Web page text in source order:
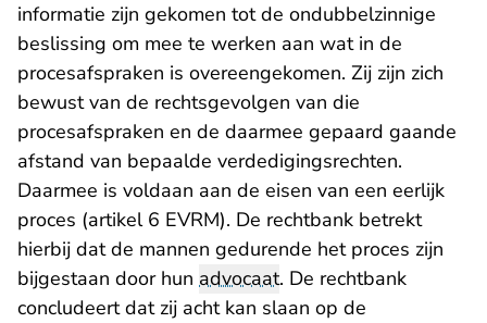
informatie zijn gekomen tot de ondubbelzinnige
beslissing om mee te werken aan wat in de
procesafspraken is overeengekomen. Zij zijn zich
bewust van de rechtsgevolgen van die
procesafspraken en de daarmee gepaard gaande
afstand van bepaalde verdedigingsrechten.
Daarmee is voldaan aan de eisen van een eerlijk
proces (artikel 6 EVRM). De rechtbank betrekt
hierbij dat de mannen gedurende het proces zijn
bijgestaan door hun advocaat. De rechtbank
concludeert dat zij acht kan slaan op de